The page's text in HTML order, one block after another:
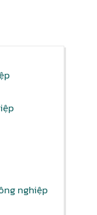
nghiệp